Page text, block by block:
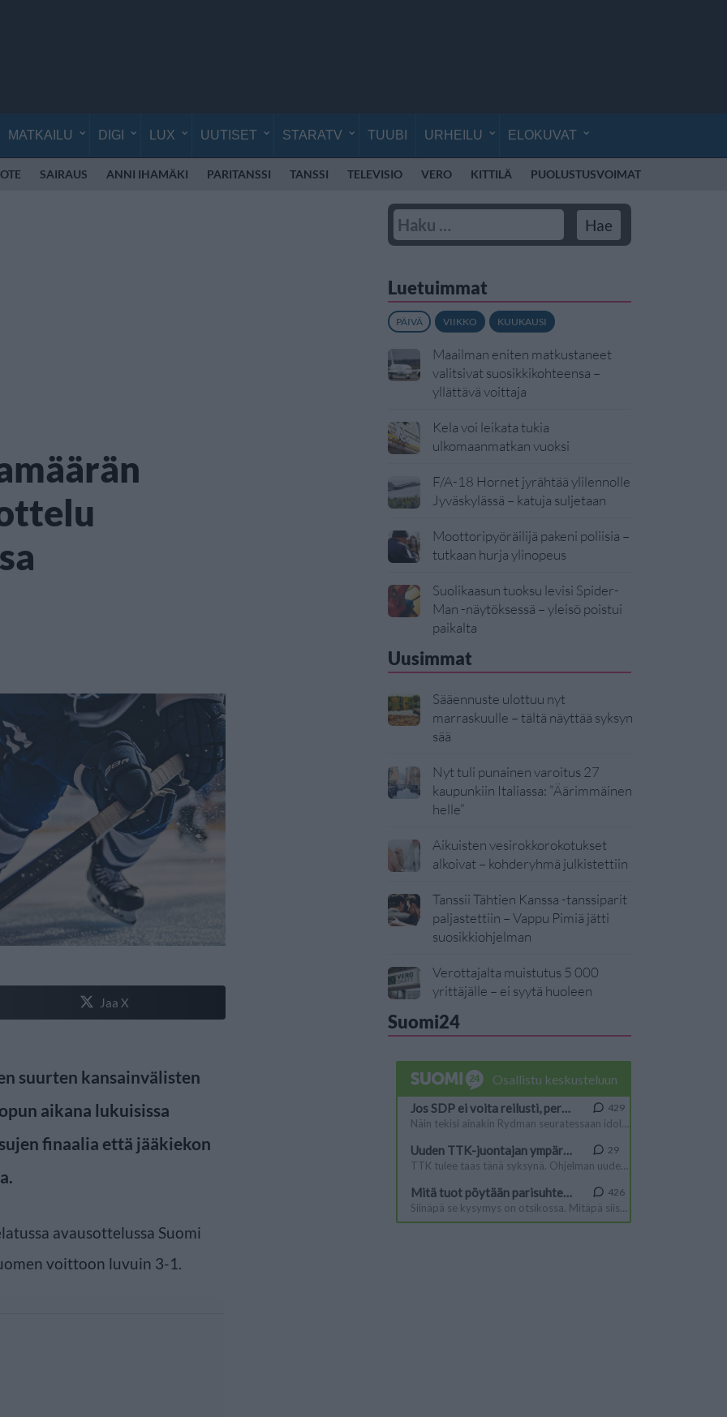
MATKAILU DIGI LUX UUTISET STARATV TUUBI URHEILU ELOKUVAT
SAIRAUS ANNI IHAMÄKI PARITANSSI TANSSI TELEVISIO VERO KITTILÄ PUOLUSTUSVOIMAT
Jaa X
suurten kansainvälisten
aikana lukuisissa
finaalia että jääkiekon
avausottelussa Suomi
voittoon luvuin 3-1.
Luetuimmat
PÄIVÄ VIIKKO KUUKAUSI
Maailman eniten matkustaneet
valitsivat suosikkikohteensa –
yllättävä voittaja
Kela voi leikata tukia
ulkomaanmatkan vuoksi
F/A-18 Hornet jyrähtää ylilennolle
Jyväskylässä – katuja suljetaan
Moottoripyöräilijä pakeni poliisia –
tutkaan hurja ylinopeus
Suolikaasun tuoksu levisi Spider-
Man -näytöksessä – yleisö poistui
paikalta
Uusimmat
Sääennuste ulottuu nyt
marraskuulle – tältä näyttää syksyn
sää
Nyt tuli punainen varoitus 27
kaupunkiin Italiassa: ”Äärimmäinen
helle”
Aikuisten vesirokkorokotukset
alkoivat – kohderyhmä julkistettiin
Tanssii Tähtien Kanssa -tanssiparit
paljastettiin – Vappu Pimiä jätti
suosikkiohjelman
Verottajalta muistutus 5 000
yrittäjälle – ei syytä huoleen
Suomi24